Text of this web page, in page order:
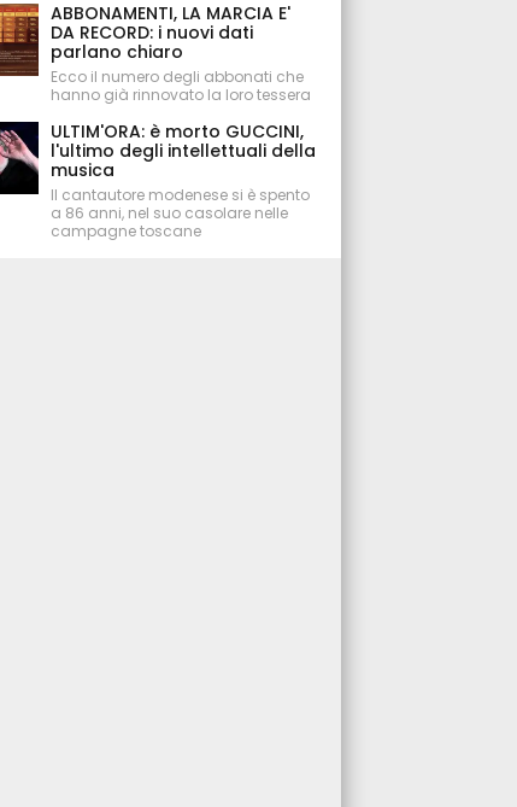
ABBONAMENTI, LA MARCIA E'
DA RECORD: i nuovi dati
parlano chiaro
Ecco il numero degli abbonati che
hanno già rinnovato la loro tessera
ULTIM'ORA: è morto GUCCINI,
l'ultimo degli intellettuali della
musica
Il cantautore modenese si è spento
a 86 anni, nel suo casolare nelle
campagne toscane